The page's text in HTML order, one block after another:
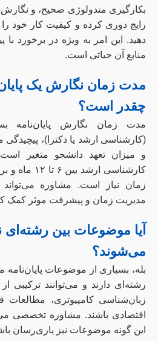
بکارگیری متدولوژی صحیح، و
رایج دوری کرده و کیفیت کار خود را
دهید. این امر به ویژه در برخورد
منابع آن حیاتی است.
مدت زمان نگارش یک
چقدر است؟
مدت زمان نگارش پایان‌نامه
(کارشناسی ارشد یا دکترا)،
و میزان تعهد دانشجو متغیر
زمان نیاز است. مشاوره می‌تواند
مدیریت زمان و پیشرفت موثر کمک
آیا موضوعات بین
می‌شوند؟
بله، بسیاری از موضوعات
رشته‌ای دارند و می‌توانند ترکیبی
زبان‌شناسی کامپیوتری، مطالعات
اقتصادی باشند. مشاوره تخصصی
این گونه موضوعات نیز یاری‌رسان